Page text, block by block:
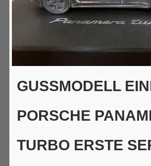
GUSSMODELL
PORSCHE
TURBO ERSTE